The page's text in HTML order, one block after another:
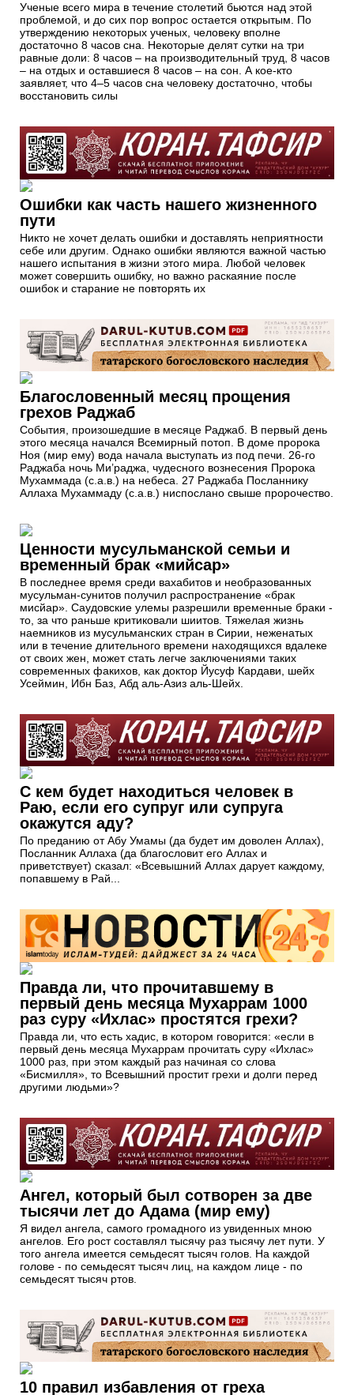
Ученые всего мира в течение столетий бьются над этой
проблемой, и до сих пор вопрос остается открытым. По
утверждению некоторых ученых, человеку вполне
достаточно 8 часов сна. Некоторые делят сутки на три
равные доли: 8 часов – на производительный труд, 8 часов
– на отдых и оставшиеся 8 часов – на сон. А кое-кто
заявляет, что 4–5 часов сна человеку достаточно, чтобы
восстановить силы
Ошибки как часть нашего жизненного
пути
Никто не хочет делать ошибки и доставлять неприятности
себе или другим. Однако ошибки являются важной частью
нашего испытания в жизни этого мира. Любой человек
может совершить ошибку, но важно раскаяние после
ошибок и старание не повторять их
Благословенный месяц прощения
грехов Раджаб
События, произошедшие в месяце Раджаб. В первый день
этого месяца начался Всемирный потоп. В доме пророка
Ноя (мир ему) вода начала выступать из под печи. 26-го
Раджаба ночь Ми’раджа, чудесного вознесения Пророка
Мухаммада (с.а.в.) на небеса. 27 Раджаба Посланнику
Аллаха Мухаммаду (с.а.в.) ниспослано свыше пророчество.
Ценности мусульманской семьи и
временный брак «мийсар»
В последнее время среди вахабитов и необразованных
мусульман-сунитов получил распространение «брак
мисйар». Саудовские улемы разрешили временные браки -
то, за что раньше критиковали шиитов. Тяжелая жизнь
наемников из мусульманских стран в Сирии, неженатых
или в течение длительного времени находящихся вдалеке
от своих жен, может стать легче заключениями таких
современных факихов, как доктор Йусуф Кардави, шейх
Усеймин, Ибн Баз, Абд аль-Азиз аль-Шейх.
С кем будет находиться человек в
Раю, если его супруг или супруга
окажутся аду?
По преданию от Абу Умамы (да будет им доволен Аллах),
Посланник Аллаха (да благословит его Аллах и
приветствует) сказал: «Всевышний Аллах дарует каждому,
попавшему в Рай...
Правда ли, что прочитавшему в
первый день месяца Мухаррам 1000
раз суру «Ихлас» простятся грехи?
Правда ли, что есть хадис, в котором говорится: «если в
первый день месяца Мухаррам прочитать суру «Ихлас»
1000 раз, при этом каждый раз начиная со слова
«Бисмилля», то Всевышний простит грехи и долги перед
другими людьми»?
Ангел, который был сотворен за две
тысячи лет до Адама (мир ему)
Я видел ангела, самого громадного из увиденных мною
ангелов. Его рост составлял тысячу раз тысячу лет пути. У
того ангела имеется семьдесят тысяч голов. На каждой
голове - по семьдесят тысяч лиц, на каждом лице - по
семьдесят тысяч ртов.
10 правил избавления от греха